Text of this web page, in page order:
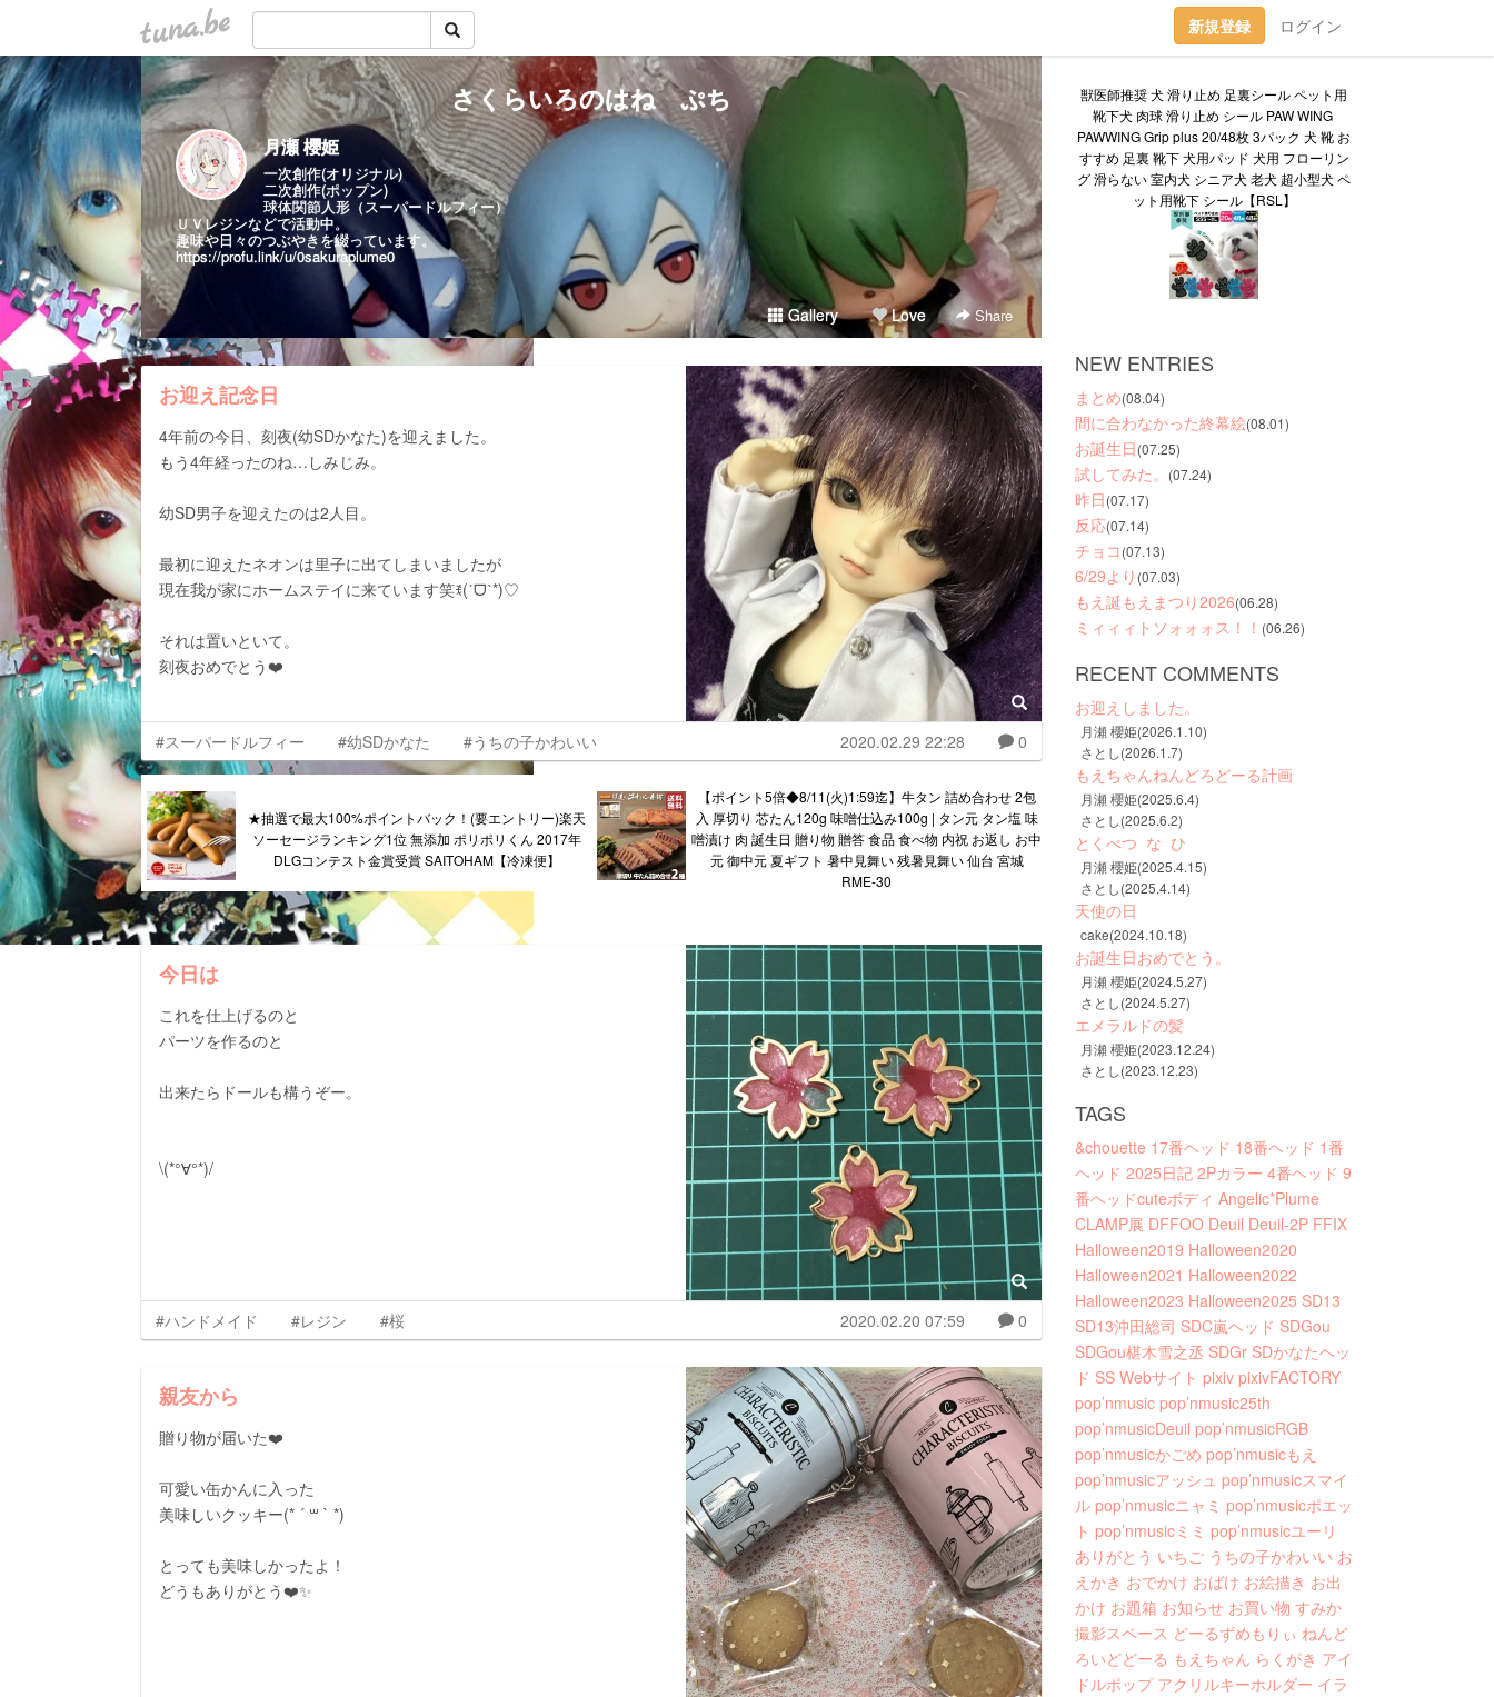
tuna.be 新規登録 ログイン
さくらいろのはね ぷち
月瀬 櫻姫
一次創作(オリジナル)
二次創作(ポップン)
球体関節人形（スーパードルフィー）
ＵＶレジンなどで活動中。
趣味や日々のつぶやきを綴っています。
https://profu.link/u/0sakuraplume0
Gallery Love Share
お迎え記念日
4年前の今日、刻夜(幼SDかなた)を迎えました。
もう4年経ったのね…しみじみ。
幼SD男子を迎えたのは2人目。
最初に迎えたネオンは里子に出てしまいましたが
現在我が家にホームステイに来ています笑ꉂ(ˊᗜˋ*)♡
それは置いといて。
刻夜おめでとう❤️
#スーパードルフィー #幼SDかなた #うちの子かわいい 2020.02.29 22:28 0
★抽選で最大100%ポイントバック！(要エントリー)楽天
ソーセージランキング1位 無添加 ポリポリくん 2017年
DLGコンテスト金賞受賞 SAITOHAM【冷凍便】
【ポイント5倍◆8/11(火)1:59迄】牛タン 詰め合わせ 2包
入 厚切り 芯たん120g 味噌仕込み100g | タン元 タン塩 味
噌漬け 肉 誕生日 贈り物 贈答 食品 食べ物 内祝 お返し お中
元 御中元 夏ギフト 暑中見舞い 残暑見舞い 仙台 宮城
RME-30
今日は
これを仕上げるのと
パーツを作るのと
出来たらドールも構うぞー。
\(*°∀°*)/
#ハンドメイド #レジン #桜 2020.02.20 07:59 0
親友から
贈り物が届いた❤️
可愛い缶かんに入った
美味しいクッキー(* ´ ꒳ ` *)
とっても美味しかったよ！
どうもありがとう❤️✨
獣医師推奨 犬 滑り止め 足裏シール ペット用
靴下犬 肉球 滑り止め シール PAW WING
PAWWING Grip plus 20/48枚 3パック 犬 靴 お
すすめ 足裏 靴下 犬用パッド 犬用 フローリン
グ 滑らない 室内犬 シニア犬 老犬 超小型犬 ペ
ット用靴下 シール【RSL】
NEW ENTRIES
まとめ(08.04)
間に合わなかった終幕絵(08.01)
お誕生日(07.25)
試してみた。 (07.24)
昨日(07.17)
反応(07.14)
チョコ(07.13)
6/29より (07.03)
もえ誕もえまつり2026(06.28)
ミィィィトソォォォス！！ (06.26)
RECENT COMMENTS
お迎えしました。
月瀬 櫻姫(2026.1.10)
さとし(2026.1.7)
もえちゃんねんどろどーる計画
月瀬 櫻姫(2025.6.4)
さとし(2025.6.2)
とくべつ  な  ひ
月瀬 櫻姫(2025.4.15)
さとし(2025.4.14)
天使の日
cake(2024.10.18)
お誕生日おめでとう。
月瀬 櫻姫(2024.5.27)
さとし(2024.5.27)
エメラルドの髪
月瀬 櫻姫(2023.12.24)
さとし(2023.12.23)
TAGS
&chouette 17番ヘッド 18番ヘッド 1番
ヘッド 2025日記 2Pカラー 4番ヘッド 9
番ヘッドcuteボディ Angelic*Plume
CLAMP展 DFFOO Deuil Deuil-2P FFIX
Halloween2019 Halloween2020
Halloween2021 Halloween2022
Halloween2023 Halloween2025 SD13
SD13沖田総司 SDC嵐ヘッド SDGou
SDGou椹木雪之丞 SDGr SDかなたヘッ
ド SS Webサイト pixiv pixivFACTORY
pop’nmusic pop’nmusic25th
pop’nmusicDeuil pop’nmusicRGB
pop’nmusicかごめ pop’nmusicもえ
pop’nmusicアッシュ pop’nmusicスマイ
ル pop’nmusicニャミ pop’nmusicポエッ
ト pop’nmusicミミ pop’nmusicユーリ
ありがとう いちご うちの子かわいい お
えかき おでかけ おばけ お絵描き お出
かけ お題箱 お知らせ お買い物 すみか
撮影スペース どーるずめもりぃ ねんど
ろいどどーる もえちゃん らくがき アイ
ドルポップ アクリルキーホルダー イラ